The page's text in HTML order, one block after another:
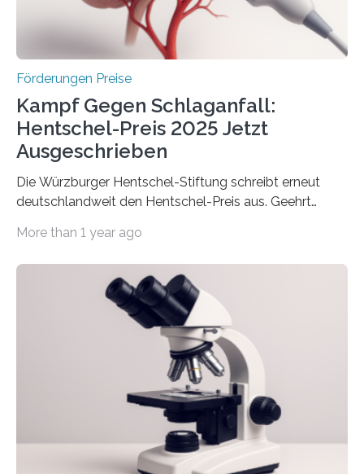
Wirtschaft und Energie eine gute Nachricht:
Überplanmäßige Verpflichtungsermächtigungen in
Förderungen Preise
Kampf Gegen Schlaganfall:
Hentschel-Preis 2025 Jetzt
Ausgeschrieben
Die Würzburger Hentschel-Stiftung schreibt erneut
deutschlandweit den Hentschel-Preis aus. Geehrt
hochrangige wissenschaftliche Publikation zum Thema
Schlaganfall“ mit Sitz in Würzburg fördert die
Schlaganfallforschung, um die Behandlung der
Betroffenen zu verbessern. Dazu schreibt sie auch in
diesem Jahr wieder deutschlandweit den Hentschel-
Preis aus. Er richtet sich gezielt an jüngere
Forscherinnen und Forscher unter 40 Jahren. Geehrt
werden soll eine herausragende Doktorarbeit oder eine
hochrangige wissenschaftliche Publikation zum Thema
More than 1 year ago